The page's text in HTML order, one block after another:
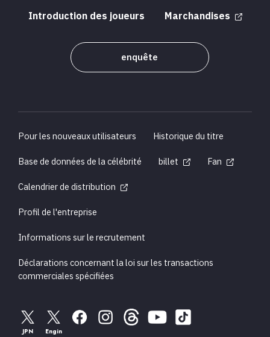
Introduction des joueurs Marchandises
enquête
Pour les nouveaux utilisateurs
Historique du titre
Base de données de la célébrité
billet
Fan
Calendrier de distribution
Profil de l'entreprise
Informations sur le recrutement
Déclarations concernant la loi sur les transactions
commerciales spécifiées
JPN Engin